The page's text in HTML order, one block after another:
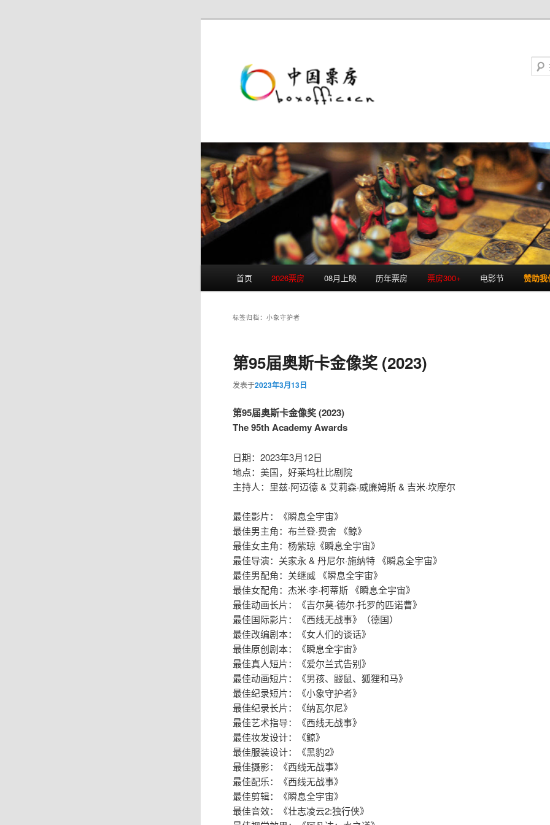
首页 2026票房 08月上映 历年票房 票房300+ 电影节 赞助我
标签归档：小象守护者
第95届奥斯卡金像奖 (2023)
发表于2023年3月13日
第95届奥斯卡金像奖 (2023)
The 95th Academy Awards
日期：2023年3月12日
地点：美国，好莱坞杜比剧院
主持人：里兹·阿迈德 & 艾莉森·威廉姆斯 & 吉米·坎摩尔
最佳影片：《瞬息全宇宙》
最佳男主角：布兰登·费舍 《鲸》
最佳女主角：杨紫琼《瞬息全宇宙》 ​​​
最佳导演：关家永 & 丹尼尔·施纳特 《瞬息全宇宙》
最佳男配角：关继威 《瞬息全宇宙》
最佳女配角：杰米·李·柯蒂斯 《瞬息全宇宙》
最佳动画长片：《吉尔莫·德尔·托罗的匹诺曹》
最佳国际影片：《西线无战事》（德国）
最佳改编剧本：《女人们的谈话》 ​​​
最佳原创剧本：《瞬息全宇宙》 ​​​
最佳真人短片：《爱尔兰式告别》 ​​​
最佳动画短片：《男孩、鼹鼠、狐狸和马》 ​​​
最佳纪录短片：《小象守护者》 ​​​
最佳纪录长片：《纳瓦尔尼》 ​​​
最佳艺术指导：《西线无战事》 ​​​
最佳妆发设计：《鲸》 ​​​
最佳服装设计：《黑豹2》 ​​​
最佳摄影：《西线无战事》
最佳配乐：《西线无战事》
最佳剪辑：《瞬息全宇宙》
最佳音效：《壮志凌云2:独行侠》